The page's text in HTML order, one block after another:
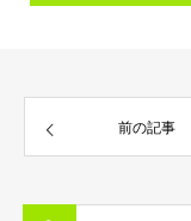
前の記事